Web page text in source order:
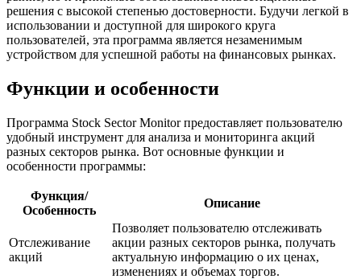
решения с высокой степенью достоверности. Будучи легкой в
использовании и доступной для широкого круга
пользователей, эта программа является незаменимым
устройством для успешной работы на финансовых рынках.
Функции и особенности
Программа Stock Sector Monitor предоставляет пользователю
удобный инструмент для анализа и мониторинга акций
разных секторов рынка. Вот основные функции и
особенности программы:
Функция/
Особенность
Описание
Отслеживание
акций
Позволяет пользователю отслеживать
акции разных секторов рынка, получать
актуальную информацию о их ценах,
изменениях и объемах торгов.